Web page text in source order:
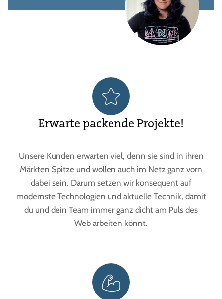
Erwarte packende Projekte!
Unsere Kunden erwarten viel, denn sie sind in ihren
Märkten Spitze und wollen auch im Netz ganz vorn
dabei sein. Darum setzen wir konsequent auf
modernste Technologien und aktuelle Technik, damit
du und dein Team immer ganz dicht am Puls des
Web arbeiten könnt.